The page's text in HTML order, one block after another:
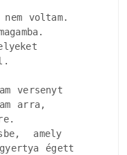
voltam.
versenyt
arra,
amely
égett